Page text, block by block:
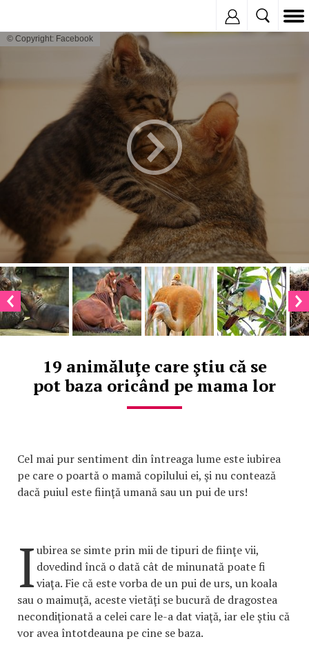
© Copyright: Facebook
19 animăluţe care ştiu că se
pot baza oricând pe mama lor
Cel mai pur sentiment din întreaga lume este iubirea
pe care o poartă o mamă copilului ei, şi nu contează
dacă puiul este fiinţă umană sau un pui de urs!
Iubirea se simte prin mii de tipuri de fiinţe vii,
dovedind încă o dată cât de minunată poate fi
viaţa. Fie că este vorba de un pui de urs, un koala
sau o maimuţă, aceste vietăţi se bucură de dragostea
necondiţionată a celei care le-a dat viaţă, iar ele ştiu că
vor avea întotdeauna pe cine se baza.